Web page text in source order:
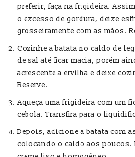
preferir, faça na frigideira.
o excesso de gordura, deixe
grosseiramente com as mãos.
Cozinhe a batata no caldo de
de sal até ficar macia, porém
acrescente a ervilha e deixe
Reserve.
Aqueça uma frigideira com um
cebola. Transfira para o
Depois, adicione a batata com
colocando o caldo aos poucos.